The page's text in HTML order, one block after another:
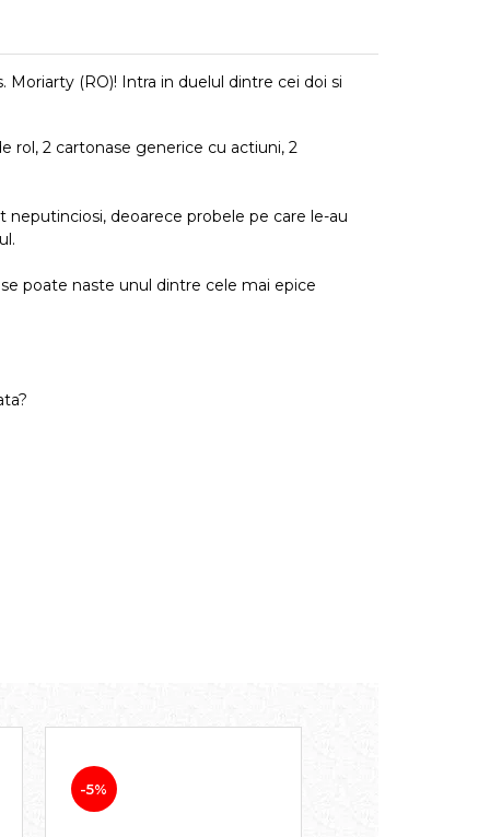
(RO)! Intra in duelul dintre cei doi si
rol, 2 cartonase generice cu actiuni, 2
deoarece probele pe care le-au
poate naste unul dintre cele mai epice
-5%